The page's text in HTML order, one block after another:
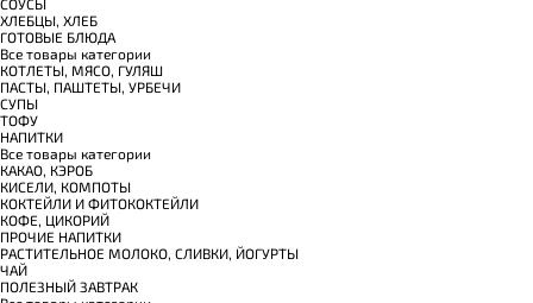
ХЛЕБЦЫ, ХЛЕБ
ГОТОВЫЕ БЛЮДА
Все товары категории
КОТЛЕТЫ, МЯСО, ГУЛЯШ
ПАСТЫ, ПАШТЕТЫ, УРБЕЧИ
СУПЫ
ТОФУ
НАПИТКИ
Все товары категории
КАКАО, КЭРОБ
КИСЕЛИ, КОМПОТЫ
КОКТЕЙЛИ И ФИТОКОКТЕЙЛИ
КОФЕ, ЦИКОРИЙ
ПРОЧИЕ НАПИТКИ
РАСТИТЕЛЬНОЕ МОЛОКО, СЛИВКИ, ЙОГУРТЫ
ЧАЙ
ПОЛЕЗНЫЙ ЗАВТРАК